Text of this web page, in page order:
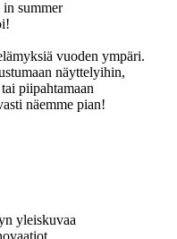
vuoden ympäri.
näyttelyihin,
piipahtamaan
näemme pian!